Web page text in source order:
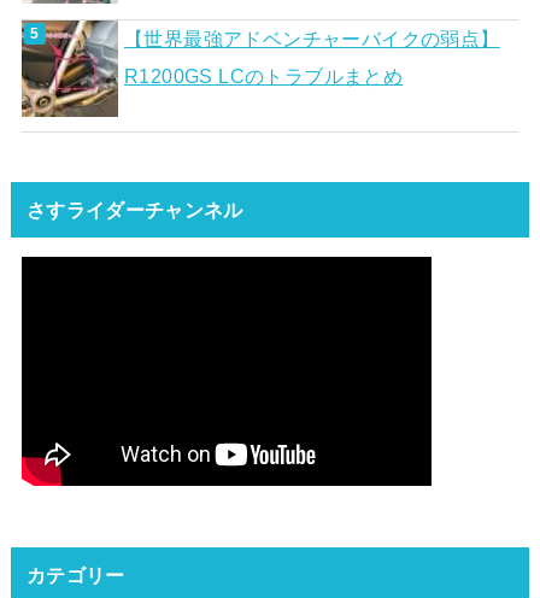
【世界最強アドベンチャーバイクの弱点】
R1200GS LCのトラブルまとめ
さすライダーチャンネル
カテゴリー